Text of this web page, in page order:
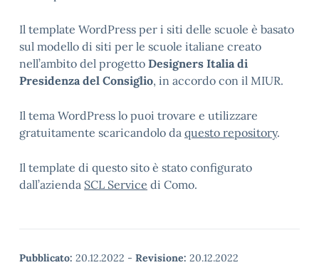
Il template WordPress per i siti delle scuole è basato
sul modello di siti per le scuole italiane creato
nell’ambito del progetto Designers Italia di
Presidenza del Consiglio, in accordo con il MIUR.
Il tema WordPress lo puoi trovare e utilizzare
gratuitamente scaricandolo da questo repository.
Il template di questo sito è stato configurato
dall’azienda SCL Service di Como.
Pubblicato: 20.12.2022 - Revisione: 20.12.2022